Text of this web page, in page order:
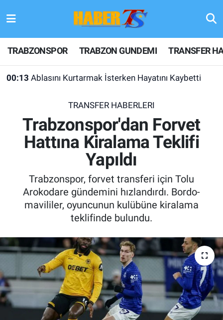
TRABZONSPOR TRABZON GUNDEMI TRANSFER
00:13 Ablasını Kurtarmak İsterken Hayatını Kaybetti
TRANSFER HABERLERI
Trabzonspor'dan Forvet
Hattına Kiralama Teklifi
Yapıldı
Trabzonspor, forvet transferi için Tolu
Arokodare gündemini hızlandırdı. Bordo-
mavililer, oyuncunun kulübüne kiralama
teklifinde bulundu.
TRABZONSPOR
TRABZON GUNDEMI
KULİS MEYDANI
FUTBOL
ALT LIGLER
TV VE SİNEMA
BASKETBOL
SAĞLIK
GENEL
Hava Durumu
Trafik Durumu
Son Dakika Haberleri